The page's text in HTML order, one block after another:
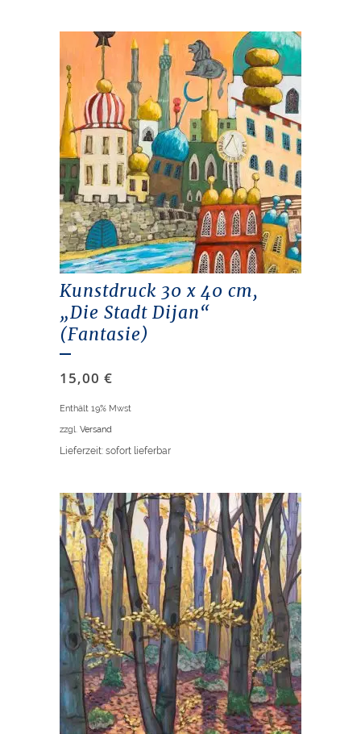
Kunstdruck 30 x 40 cm,
„Die Stadt Dijan“
(Fantasie)
15,00 €
Enthält 19% Mwst
zzgl. Versand
Lieferzeit: sofort lieferbar